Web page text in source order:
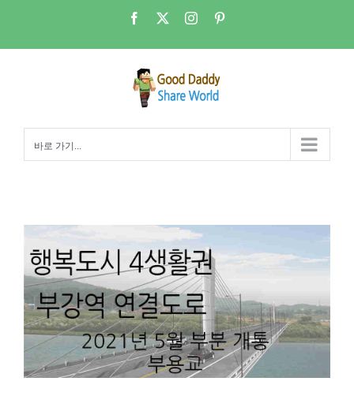
츠
Facebook Instagram
바로 가기...